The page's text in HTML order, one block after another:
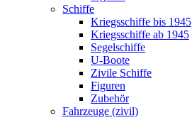
Schiffe
Kriegsschiffe bis 1945
Kriegsschiffe ab 1945
Segelschiffe
U-Boote
Zivile Schiffe
Figuren
Zubehör
Fahrzeuge (zivil)